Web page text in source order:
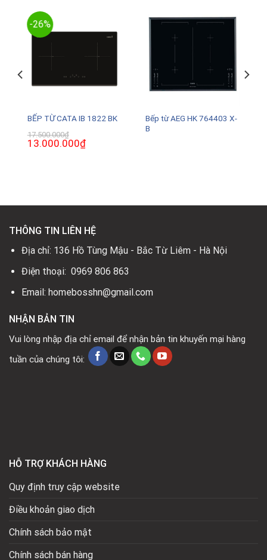
-26%
BẾP TỪ CATA IB 1822 BK
17.500.000₫
Giá
gốc
13.000.000₫Giá
hiện
Bếp từ AEG HK 764403 X-
B
THÔNG TIN LIÊN HỆ
Địa chỉ: 136 Hồ Tùng Mậu - Bắc Từ Liêm - Hà Nội
Điện thoại: 0969 806 863
Email: homebosshn@gmail.com
NHẬN BẢN TIN
Vui lòng nhập địa chỉ email để nhận bản tin khuyến mại hàng
tuần của chúng tôi:
HỖ TRỢ KHÁCH HÀNG
Quy định truy cập website
Điều khoản giao dịch
Chính sách bảo mật
Chính sách bán hàng